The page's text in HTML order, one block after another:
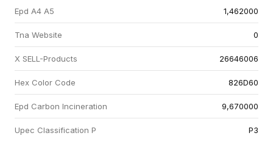
Epd A4 A5 1,462000
Tna Website 0
X SELL-Products 26646006
Hex Color Code 826D60
Epd Carbon Incineration 9,670000
Upec Classification P P3